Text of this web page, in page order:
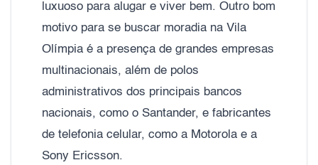
luxuoso para alugar e viver bem. Outro bom
motivo para se buscar moradia na Vila
Olímpia é a presença de grandes empresas
multinacionais, além de polos
administrativos dos principais bancos
nacionais, como o Santander, e fabricantes
de telefonia celular, como a Motorola e a
Sony Ericsson.